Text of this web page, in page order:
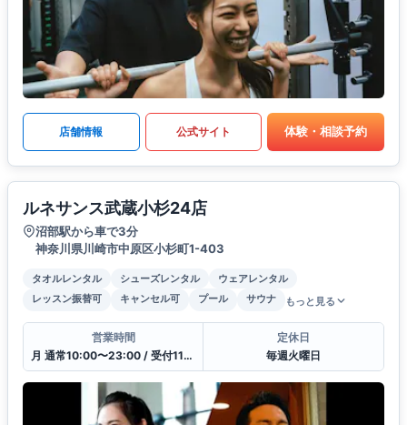
店舗情報 公式サイト 体験・相談予約
ルネサンス武蔵小杉24店
沼部駅から車で3分
神奈川県川崎市中原区小杉町1-403
タオルレンタル シューズレンタル
ウェアレンタル
レッスン振替可
キャンセル可 プール サウナ もっと見る
営業時間
月 通常10:00〜23:00 / 受付11:00〜21:00
定休日
毎週火曜日